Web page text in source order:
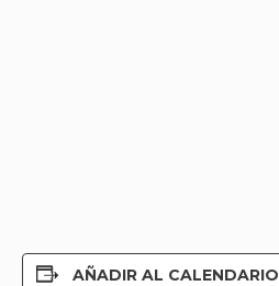
AÑADIR AL CALENDARIO